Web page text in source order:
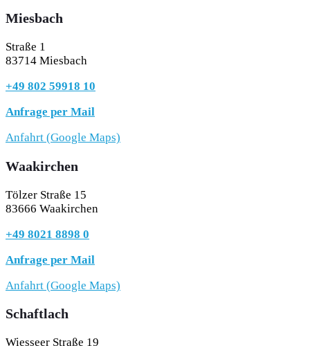
Miesbach
Straße 1
83714 Miesbach
+49 802 59918 10
Anfrage per Mail
Anfahrt (Google Maps)
Waakirchen
Tölzer Straße 15
83666 Waakirchen
+49 8021 8898 0
Anfrage per Mail
Anfahrt (Google Maps)
Schaftlach
Wiesseer Straße 19